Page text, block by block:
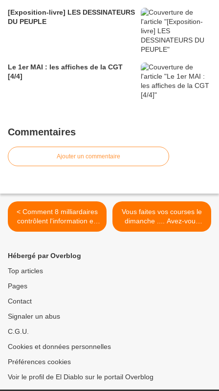
[Exposition-livre] LES DESSINATEURS
DU PEUPLE
Le 1er MAI : les affiches de la CGT
[4/4]
Commentaires
Ajouter un commentaire
< Comment 8 milliardaires
contrôlent l'information en
France !
Vous faites vos courses le
dimanche .... Avez-vous
pensé aux conséquences ?
Hébergé par Overblog
Top articles
Pages
Contact
Signaler un abus
C.G.U.
Cookies et données personnelles
Préférences cookies
Voir le profil de El Diablo sur le portail Overblog